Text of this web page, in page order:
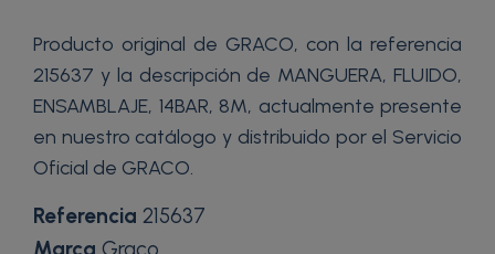
Producto original de GRACO, con la referencia
215637 y la descripción de MANGUERA, FLUIDO,
ENSAMBLAJE, 14BAR, 8M, actualmente presente
en nuestro catálogo y distribuido por el Servicio
Oficial de GRACO.
Referencia 215637
Marca Graco